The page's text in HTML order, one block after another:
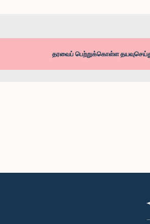
தரவைப் பெற்றுக்கொள்ள